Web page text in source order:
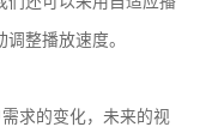
整播放速度。
求的变化，未来的视